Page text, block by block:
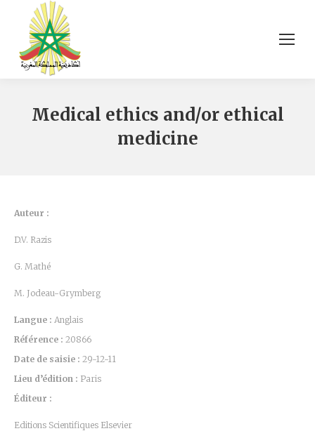
Medical ethics and/or ethical
medicine
Auteur :
D.V. Razis
G. Mathé
M. Jodeau-Grymberg
Langue : Anglais
Référence : 20866
Date de saisie : 29-12-11
Lieu d’édition : Paris
Éditeur :
Editions Scientifiques Elsevier